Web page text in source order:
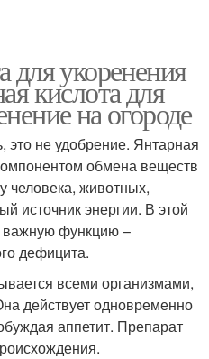
для укоренения
кислота для
на огороде
это не удобрение. Янтарная
обмена веществ
человека, животных,
источник энергии. В этой
важную функцию –
дефицита.
всеми организмами,
действует одновременно
аппетит. Препарат